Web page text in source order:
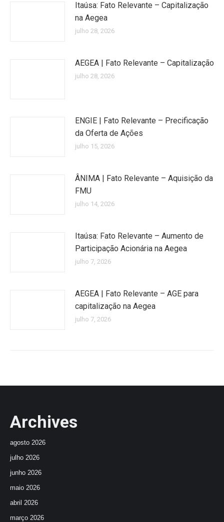
Itaúsa: Fato Relevante – Capitalização
na Aegea
julho 28, 2026
AEGEA | Fato Relevante – Capitalização
julho 28, 2026
ENGIE | Fato Relevante – Precificação
da Oferta de Ações
julho 15, 2026
ÂNIMA | Fato Relevante – Aquisição da
FMU
julho 14, 2026
Itaúsa: Fato Relevante – Aumento de
Participação Acionária na Aegea
julho 7, 2026
AEGEA | Fato Relevante – AGE para
capitalização na Aegea
julho 7, 2026
Archives
agosto 2026
julho 2026
junho 2026
maio 2026
abril 2026
março 2026